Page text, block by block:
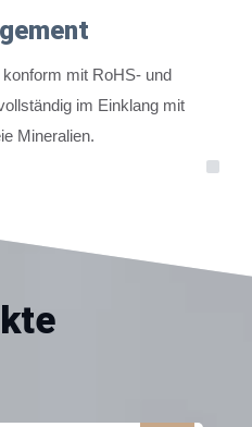
mit RoHS- und
im Einklang mit
Mineralien.